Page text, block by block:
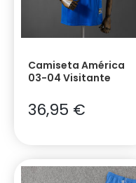
Camiseta América
03-04 Visitante
36,95 €